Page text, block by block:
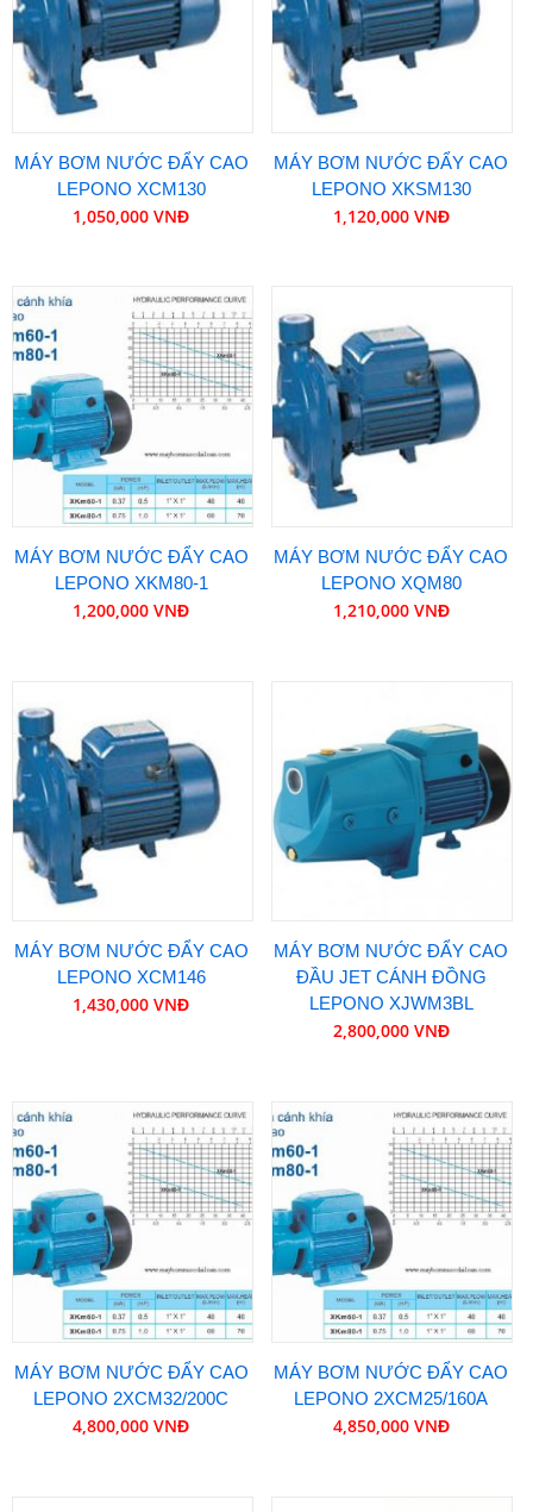
MÁY BƠM NƯỚC ĐẨY CAO
LEPONO XCM130
1,050,000 VNĐ
MÁY BƠM NƯỚC ĐẨY CAO
LEPONO XKSM130
1,120,000 VNĐ
MÁY BƠM NƯỚC ĐẨY CAO
LEPONO XKM80-1
1,200,000 VNĐ
MÁY BƠM NƯỚC ĐẨY CAO
LEPONO XQM80
1,210,000 VNĐ
MÁY BƠM NƯỚC ĐẨY CAO
LEPONO XCM146
1,430,000 VNĐ
MÁY BƠM NƯỚC ĐẨY CAO
ĐẦU JET CÁNH ĐỒNG
LEPONO XJWM3BL
2,800,000 VNĐ
MÁY BƠM NƯỚC ĐẨY CAO
LEPONO 2XCM32/200C
4,800,000 VNĐ
MÁY BƠM NƯỚC ĐẨY CAO
LEPONO 2XCM25/160A
4,850,000 VNĐ